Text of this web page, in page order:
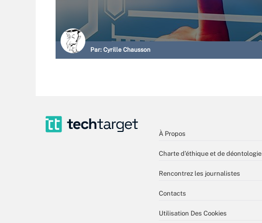
Par: Cyrille Chausson
À Propos
Charte d’éthique et de déontologie
Rencontrez les journalistes
Contacts
Utilisation Des Cookies